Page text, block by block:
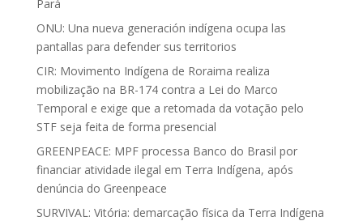
Pará
ONU: Una nueva generación indígena ocupa las
pantallas para defender sus territorios
CIR: Movimento Indígena de Roraima realiza
mobilização na BR-174 contra a Lei do Marco
Temporal e exige que a retomada da votação pelo
STF seja feita de forma presencial
GREENPEACE: MPF processa Banco do Brasil por
financiar atividade ilegal em Terra Indígena, após
denúncia do Greenpeace
SURVIVAL: Vitória: demarcação física da Terra Indígena